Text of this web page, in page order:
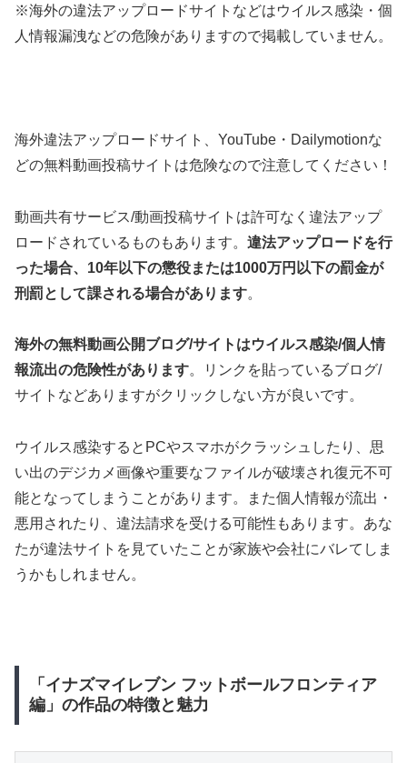
※海外の違法アップロードサイトなどはウイルス感染・個
人情報漏洩などの危険がありますので掲載していません。
海外違法アップロードサイト、YouTube・Dailymotionな
どの無料動画投稿サイトは危険なので注意してください！
動画共有サービス/動画投稿サイトは許可なく違法アップ
ロードされているものもあります。 違法アップロードを行
った場合、10年以下の懲役または1000万円以下の罰金が
刑罰として課される場合があります。
海外の無料動画公開ブログ/サイトはウイルス感染/個人情
報流出の危険性があります。リンクを貼っているブログ/
サイトなどありますがクリックしない方が良いです。
ウイルス感染するとPCやスマホがクラッシュしたり、思
い出のデジカメ画像や重要なファイルが破壊され復元不可
能となってしまうことがあります。また個人情報が流出・
悪用されたり、違法請求を受ける可能性もあります。あな
たが違法サイトを見ていたことが家族や会社にバレてしま
うかもしれません。
「イナズマイレブン フットボールフロンティア
編」の作品の特徴と魅力